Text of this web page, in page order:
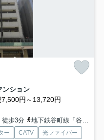
ンション
円～13,720円
徒歩3分
地下鉄谷町線「谷町六丁目」駅 徒歩7分
ー CATV
光ファイバー